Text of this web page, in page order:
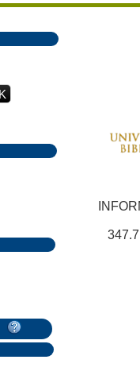
347.7